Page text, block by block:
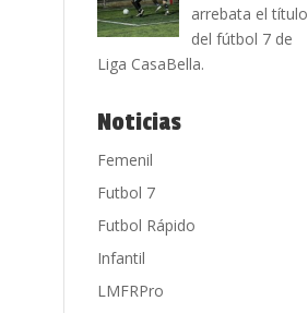
arrebata el título
del fútbol 7 de
Liga CasaBella.
Noticias
Femenil
Futbol 7
Futbol Rápido
Infantil
LMFRPro